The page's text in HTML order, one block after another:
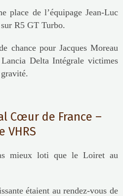
place de l’équipage Jean-Luc
R5 GT Turbo.
chance pour Jacques Moreau
Delta Intégrale victimes
Cœur de France –
VHRS
mieux loti que le Loiret au
étaient au rendez-vous de